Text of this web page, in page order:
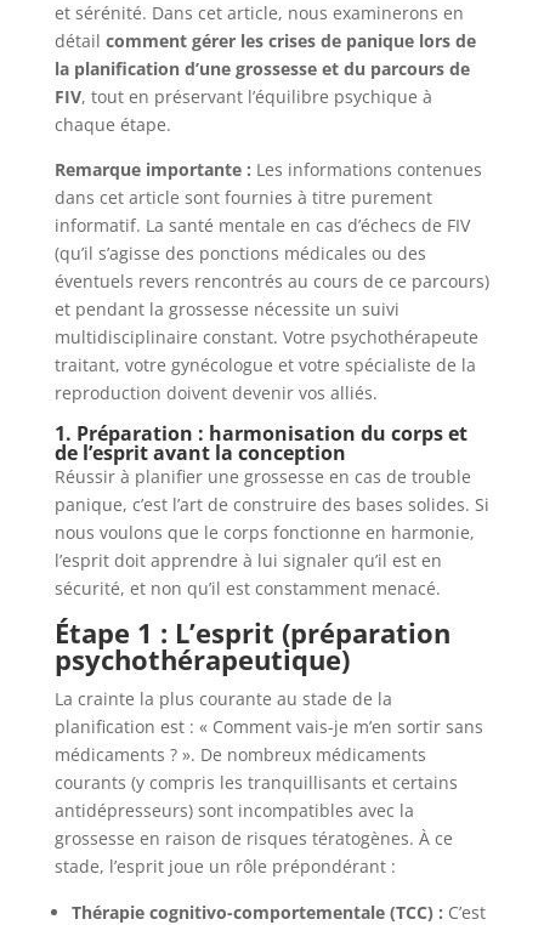
et sérénité. Dans cet article, nous examinerons en
détail comment gérer les crises de panique lors de
la planification d’une grossesse et du parcours de
FIV, tout en préservant l’équilibre psychique à
chaque étape.
Remarque importante : Les informations contenues
dans cet article sont fournies à titre purement
informatif. La santé mentale en cas d’échecs de FIV
(qu’il s’agisse des ponctions médicales ou des
éventuels revers rencontrés au cours de ce parcours)
et pendant la grossesse nécessite un suivi
multidisciplinaire constant. Votre psychothérapeute
traitant, votre gynécologue et votre spécialiste de la
reproduction doivent devenir vos alliés.
1. Préparation : harmonisation du corps et
de l’esprit avant la conception
Réussir à planifier une grossesse en cas de trouble
panique, c’est l’art de construire des bases solides. Si
nous voulons que le corps fonctionne en harmonie,
l’esprit doit apprendre à lui signaler qu’il est en
sécurité, et non qu’il est constamment menacé.
Étape 1 : L’esprit (préparation
psychothérapeutique)
La crainte la plus courante au stade de la
planification est : « Comment vais-je m’en sortir sans
médicaments ? ». De nombreux médicaments
courants (y compris les tranquillisants et certains
antidépresseurs) sont incompatibles avec la
grossesse en raison de risques tératogènes. À ce
stade, l’esprit joue un rôle prépondérant :
Thérapie cognitivo-comportementale (TCC) : C’est